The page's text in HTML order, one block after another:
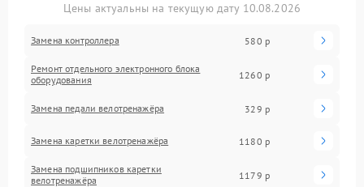
Цены актуальны на текущую дату 10.08.2026
Замена контроллера 580 р
Ремонт отдельного электронного блока
оборудования
1260 р
Замена педали велотренажёра 329 р
Замена каретки велотренажёра 1180 р
Замена подшипников каретки
велотренажёра
1179 р